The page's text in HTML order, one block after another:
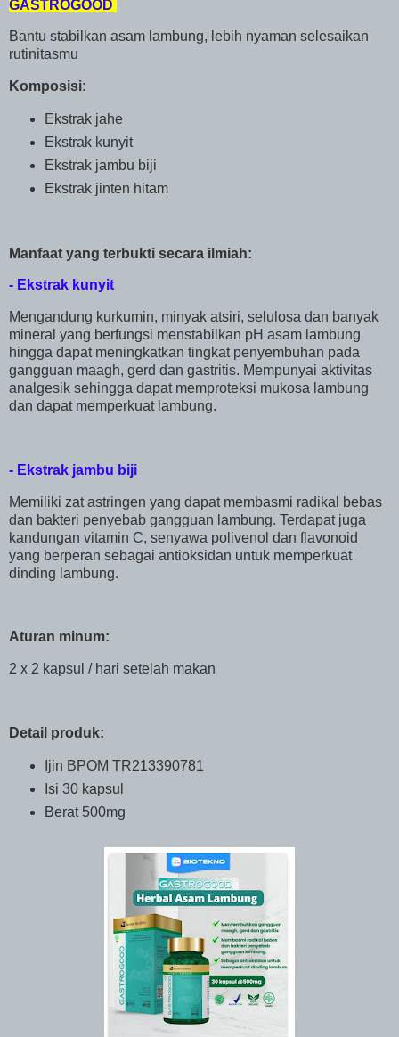
GASTROGOOD
Bantu stabilkan asam lambung, lebih nyaman selesaikan
rutinitasmu
Komposisi:
Ekstrak jahe
Ekstrak kunyit
Ekstrak jambu biji
Ekstrak jinten hitam
Manfaat yang terbukti secara ilmiah:
- Ekstrak kunyit
Mengandung kurkumin, minyak atsiri, selulosa dan banyak
mineral yang berfungsi menstabilkan pH asam lambung
hingga dapat meningkatkan tingkat penyembuhan pada
gangguan maagh, gerd dan gastritis. Mempunyai aktivitas
analgesik sehingga dapat memproteksi mukosa lambung
dan dapat memperkuat lambung.
- Ekstrak jambu biji
Memiliki zat astringen yang dapat membasmi radikal bebas
dan bakteri penyebab gangguan lambung. Terdapat juga
kandungan vitamin C, senyawa polivenol dan flavonoid
yang berperan sebagai antioksidan untuk memperkuat
dinding lambung.
Aturan minum:
2 x 2 kapsul / hari setelah makan
Detail produk:
Ijin BPOM TR213390781
Isi 30 kapsul
Berat 500mg